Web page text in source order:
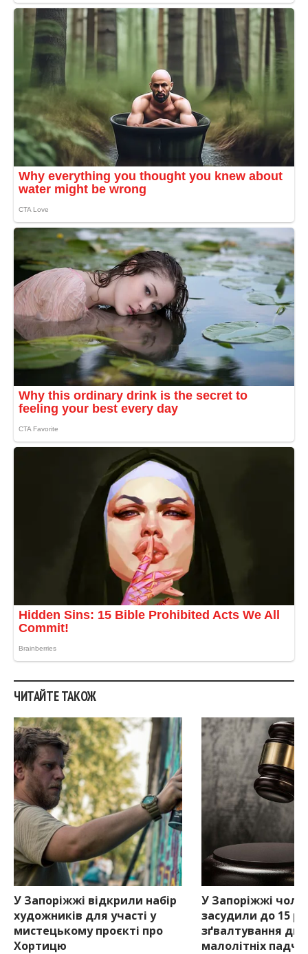
ЧИТАЙТЕ ТАКОЖ
У Запоріжжі відкрили набір
художників для участі у
мистецькому проєкті про
Хортицю
У Запоріжжі
засудили до 15
зґвалтування
малолітніх